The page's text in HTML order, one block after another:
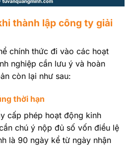
thành lập công ty giải
chính thức đi vào các hoạt
nghiệp cần lưu ý và hoàn
còn lại như sau:
thời hạn
cấp phép hoạt động kinh
chú ý nộp đủ số vốn điều lệ
là 90 ngày kể từ ngày nhận